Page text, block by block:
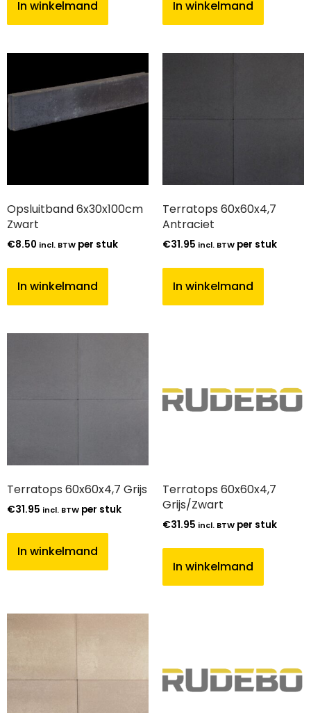
In winkelmand In winkelmand
Opsluitband 6x30x100cm
Zwart
€8.50 incl. BTW per stuk
In winkelmand
Terratops 60x60x4,7
Antraciet
€31.95 incl. BTW per stuk
In winkelmand
Terratops 60x60x4,7 Grijs
€31.95 incl. BTW per stuk
In winkelmand
Terratops 60x60x4,7
Grijs/Zwart
€31.95 incl. BTW per stuk
In winkelmand